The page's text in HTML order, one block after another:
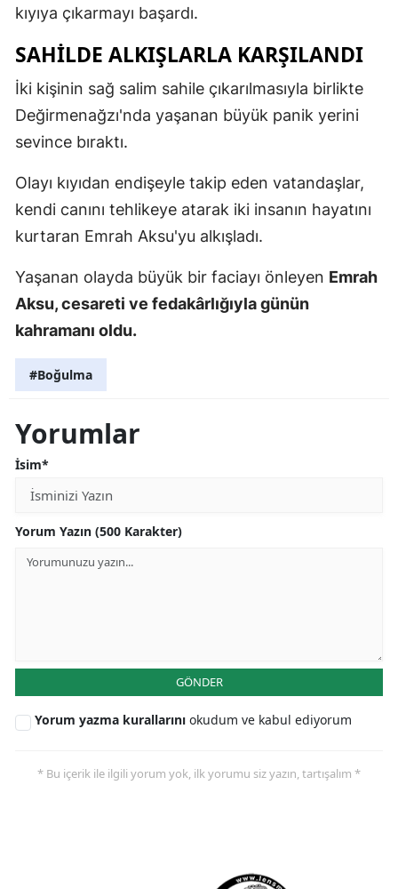
kıyıya çıkarmayı başardı.
SAHİLDE ALKIŞLARLA KARŞILANDI
İki kişinin sağ salim sahile çıkarılmasıyla birlikte
Değirmenağzı'nda yaşanan büyük panik yerini
sevince bıraktı.
Olayı kıyıdan endişeyle takip eden vatandaşlar,
kendi canını tehlikeye atarak iki insanın hayatını
kurtaran Emrah Aksu'yu alkışladı.
Yaşanan olayda büyük bir faciayı önleyen Emrah
Aksu, cesareti ve fedakârlığıyla günün
kahramanı oldu.
#Boğulma
Yorumlar
İsim*
Yorum Yazın (500 Karakter)
GÖNDER
Yorum yazma kurallarını okudum ve kabul ediyorum
* Bu içerik ile ilgili yorum yok, ilk yorumu siz yazın, tartışalım *